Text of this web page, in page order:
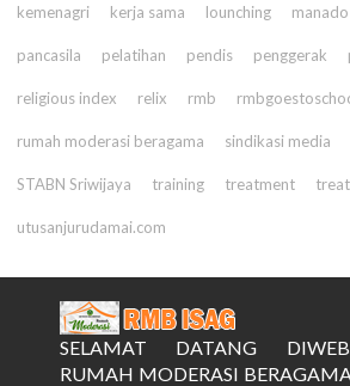
kemenagri kerja sama lounching manado
pancasila pelatihan pendis penggerak
religious index relix rmb
rumah moderasi beragama sindikasi media
STABN Sriwijaya training treatment
utusanjurudamai.com
SELAMAT DATANG
RUMAH MODERASI